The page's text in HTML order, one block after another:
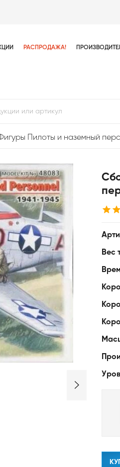
РАСПРОДАЖА!
Пилоты и наземный
Вес